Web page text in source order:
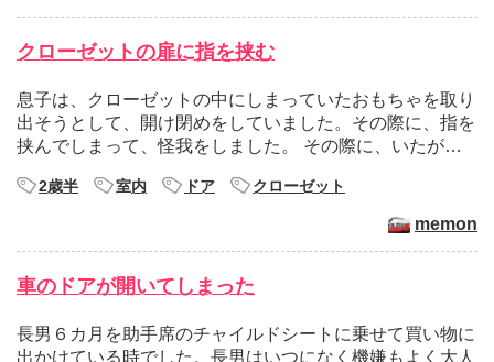
クローゼットの扉に指を挟む
息子は、クローゼットの中にしまっていたおもちゃを取り
出そうとして、開け閉めをしていました。その際に、指を
挟んでしまって、怪我をしました。 その際に、いたが…
2歳半 室内 ドア クローゼット
memon
車のドアが開いてしまった
長男６カ月を助手席のチャイルドシートに乗せて買い物に
出かけている時でした。長男はいつになく機嫌もよく大人